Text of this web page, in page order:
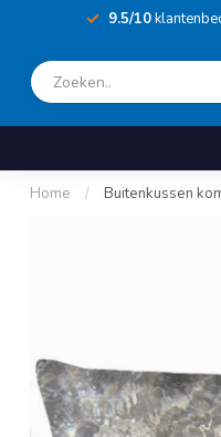
9.5/10
Home / Buitenkussen